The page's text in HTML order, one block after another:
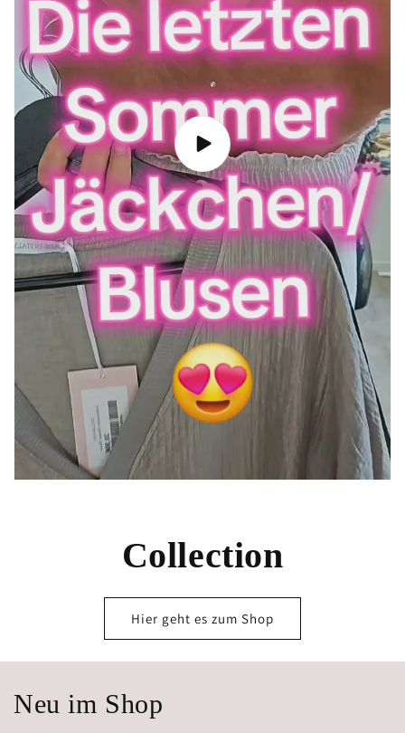
Collection
Hier geht es zum Shop
Neu im Shop